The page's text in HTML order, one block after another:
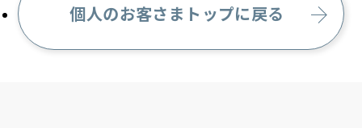
個人のお客さまトップに戻る